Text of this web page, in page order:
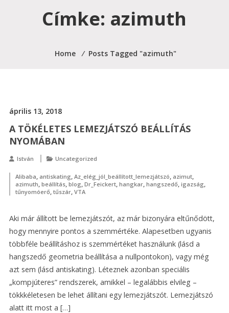
Címke: azimuth
Home ⁄ Posts Tagged "azimuth"
április 13, 2018
A TÖKÉLETES LEMEZJÁTSZÓ BEÁLLÍTÁS
NYOMÁBAN
István Uncategorized
Alibaba, antiskating, Az_elég_jól_beállított_lemezjátszó, azimut,
azimuth, beállítás, blog, Dr_Feickert, hangkar, hangszedő, igazság,
tűnyomóerő, tűszár, VTA
Aki már állított be lemezjátszót, az már bizonyára eltűnődött,
hogy mennyire pontos a szemmértéke. Alapesetben ugyanis
többféle beállításhoz is szemmértéket használunk (lásd a
hangszedő geometria beállítása a nullpontokon), vagy még
azt sem (lásd antiskating). Léteznek azonban speciális
„kompjúteres” rendszerek, amikkel – legalábbis elvileg –
tökkkéletesen be lehet állítani egy lemezjátszót. Lemezjátszó
alatt itt most a […]